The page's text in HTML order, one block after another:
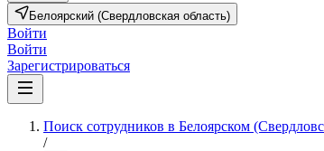
Белоярский (Свердловская область)
Войти
Войти
Зарегистрироваться
Поиск сотрудников в Белоярском
/